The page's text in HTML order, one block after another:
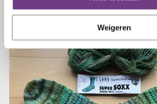
Weigeren
Lees verder